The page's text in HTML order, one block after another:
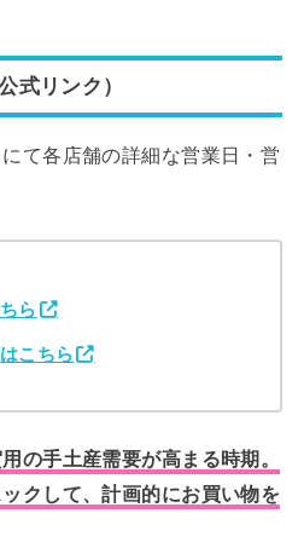
式リンク）
て各店舗の詳細な営業日・営
ら
こちら
の手土産需要が高まる時期。
クして、計画的にお買い物を